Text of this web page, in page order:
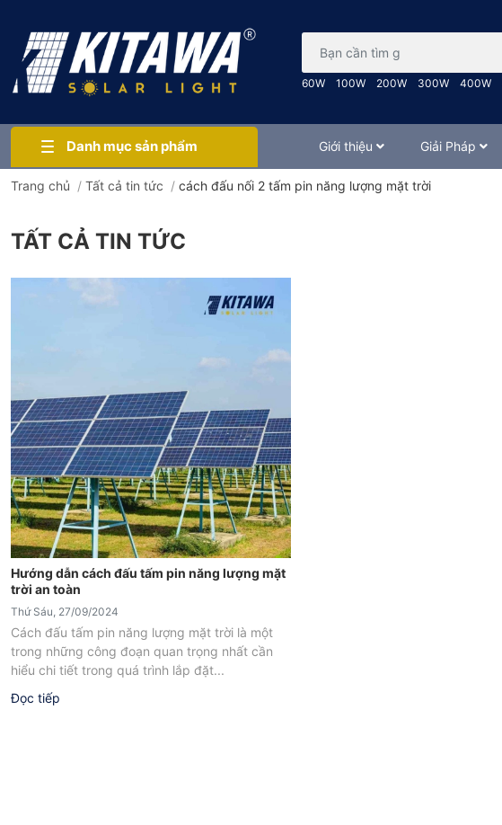
60W 100W 200W 300W 400W
Danh mục sản phẩm Giới thiệu Giải Pháp
Trang chủ / Tất cả tin tức / cách đấu nối 2 tấm pin năng lượng mặt trời
TẤT CẢ TIN TỨC
Hướng dẫn cách đấu tấm pin năng lượng mặt
trời an toàn
Thứ Sáu, 27/09/2024
Cách đấu tấm pin năng lượng mặt trời là một
trong những công đoạn quan trọng nhất cần
hiểu chi tiết trong quá trình lắp đặt...
Đọc tiếp